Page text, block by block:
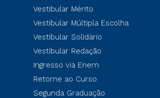
Vestibular Mérito
Vestibular Múltipla Escolha
Vestibular Solidário
Vestibular Redação
Ingresso via Enem
Retorne ao Curso
Segunda Graduação